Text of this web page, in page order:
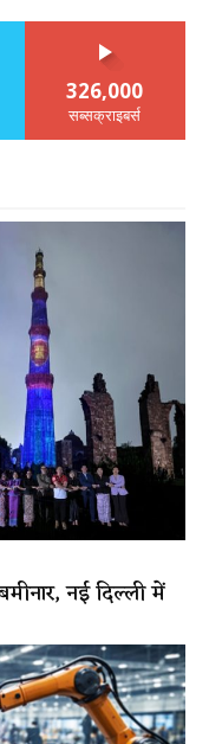
326,000
सब्सक्राइबर्स
नई दिल्ली में